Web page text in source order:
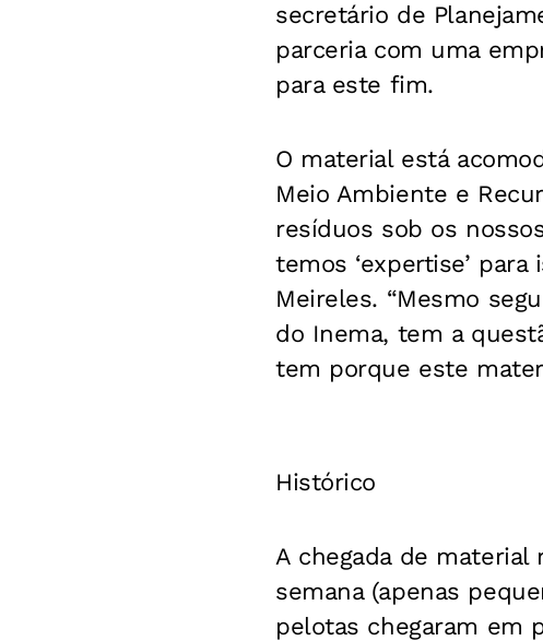
secretário de
parceria com uma
para este fim.
O material está
Meio Ambiente e
resíduos sob os
temos ‘expertise’
Meireles. “Mesmo
do Inema, tem a
tem porque este
Histórico
A chegada de
semana (apenas
pelotas chegaram em